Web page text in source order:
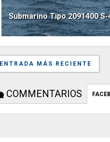
Submarino Tipo 2091400
ENTRADA MÁS RECIENTE
COMMENTARIOS